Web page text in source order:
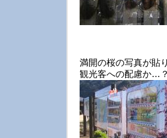
満開の桜の写真が貼
観光客への配慮か…？